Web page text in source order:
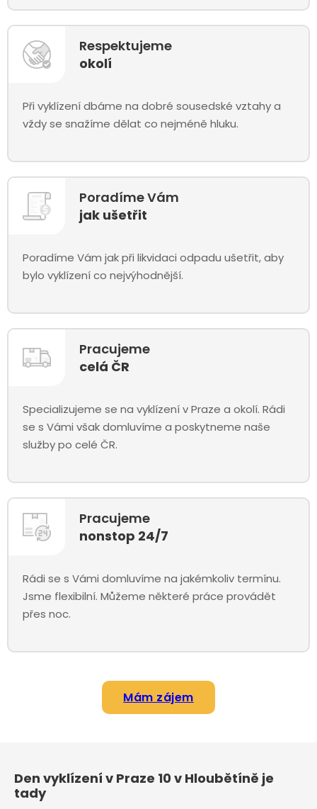
Respektujeme
okolí
Při vyklízení dbáme na dobré sousedské vztahy a
vždy se snažíme dělat co nejméně hluku.
Poradíme Vám
jak ušetřit
Poradíme Vám jak při likvidaci odpadu ušetřit, aby
bylo vyklízení co nejvýhodnější.
Pracujeme
celá ČR
Specializujeme se na vyklízení v Praze a okolí. Rádi
se s Vámi však domluvíme a poskytneme naše
služby po celé ČR.
Pracujeme
nonstop 24/7
Rádi se s Vámi domluvíme na jakémkoliv termínu.
Jsme flexibilní. Můžeme některé práce provádět
přes noc.
Mám zájem
Den vyklízení v Praze 10 v Hloubětíně je
tady